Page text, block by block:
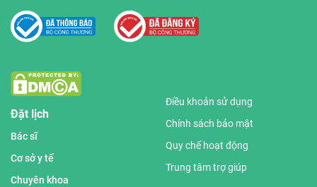
Đặt lịch
Bác sĩ
Cơ sở y tế
Chuyên khoa
Điều khoản sử dụng
Chính sách bảo mật
Quy chế hoạt động
Trung tâm trợ giúp